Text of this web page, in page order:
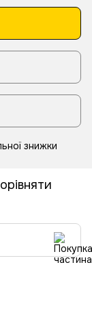
знижки